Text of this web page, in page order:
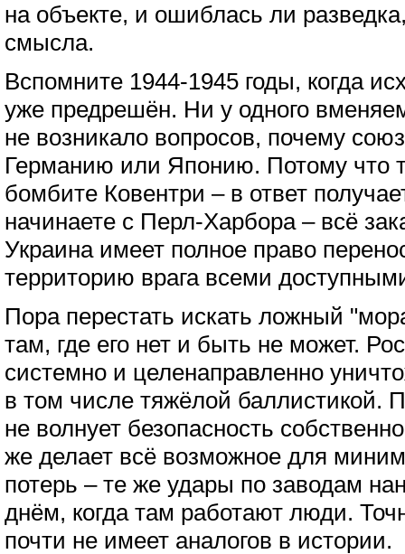
на объекте, и ошиблась ли
смысла.
Вспомните 1944-1945 годы, когда
уже предрешён. Ни у одного
не возникало вопросов, почему
Германию или Японию. Потому что
бомбите Ковентри – в ответ
начинаете с Перл-Харбора – всё
Украина имеет полное право
территорию врага всеми
Пора перестать искать ложный
там, где его нет и быть не может.
системно и целенаправленно
в том числе тяжёлой баллистикой.
не волнует безопасность
же делает всё возможное для
потерь – те же удары по заводам
днём, когда там работают люди.
почти не имеет аналогов в истории.